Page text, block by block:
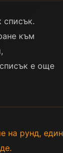
списък.
към
е още
на рунд, един